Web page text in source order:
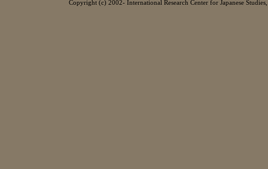
Copyright (c) 2002- International Research Center for Japanese